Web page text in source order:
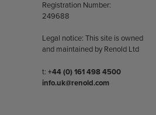
Registration Number:
249688
Legal notice: This site is owned
and maintained by Renold Ltd
Telephone/Fax
t: +44 (0) 161 498 4500
info.uk@renold.com